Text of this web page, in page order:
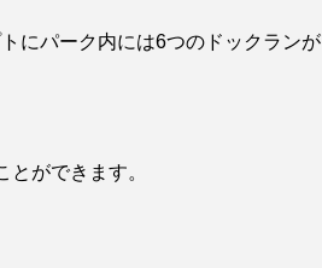
にパーク内には6つのドックランが
ができます。